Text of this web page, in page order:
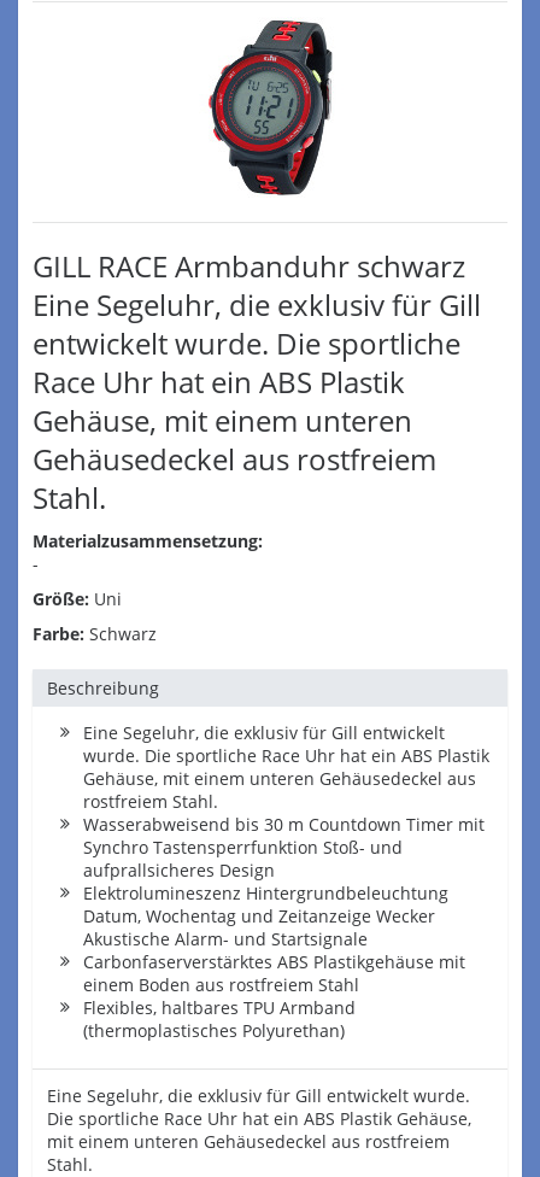
GILL RACE Armbanduhr schwarz
Eine Segeluhr, die exklusiv für Gill
entwickelt wurde. Die sportliche
Race Uhr hat ein ABS Plastik
Gehäuse, mit einem unteren
Gehäusedeckel aus rostfreiem
Stahl.
Materialzusammensetzung:
-
Größe: Uni
Farbe: Schwarz
Beschreibung
Eine Segeluhr, die exklusiv für Gill entwickelt
wurde. Die sportliche Race Uhr hat ein ABS Plastik
Gehäuse, mit einem unteren Gehäusedeckel aus
rostfreiem Stahl.
Wasserabweisend bis 30 m Countdown Timer mit
Synchro Tastensperrfunktion Stoß- und
aufprallsicheres Design
Elektrolumineszenz Hintergrundbeleuchtung
Datum, Wochentag und Zeitanzeige Wecker
Akustische Alarm- und Startsignale
Carbonfaserverstärktes ABS Plastikgehäuse mit
einem Boden aus rostfreiem Stahl
Flexibles, haltbares TPU Armband
(thermoplastisches Polyurethan)
Eine Segeluhr, die exklusiv für Gill entwickelt wurde.
Die sportliche Race Uhr hat ein ABS Plastik Gehäuse,
mit einem unteren Gehäusedeckel aus rostfreiem
Stahl.